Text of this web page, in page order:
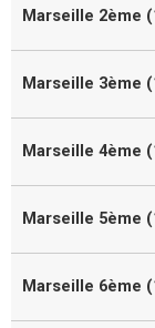
Marseille 2ème
Marseille 3ème
Marseille 4ème
Marseille 5ème
Marseille 6ème